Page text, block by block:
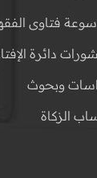
فتاوى
دائرة
وبحوث
الزكاة